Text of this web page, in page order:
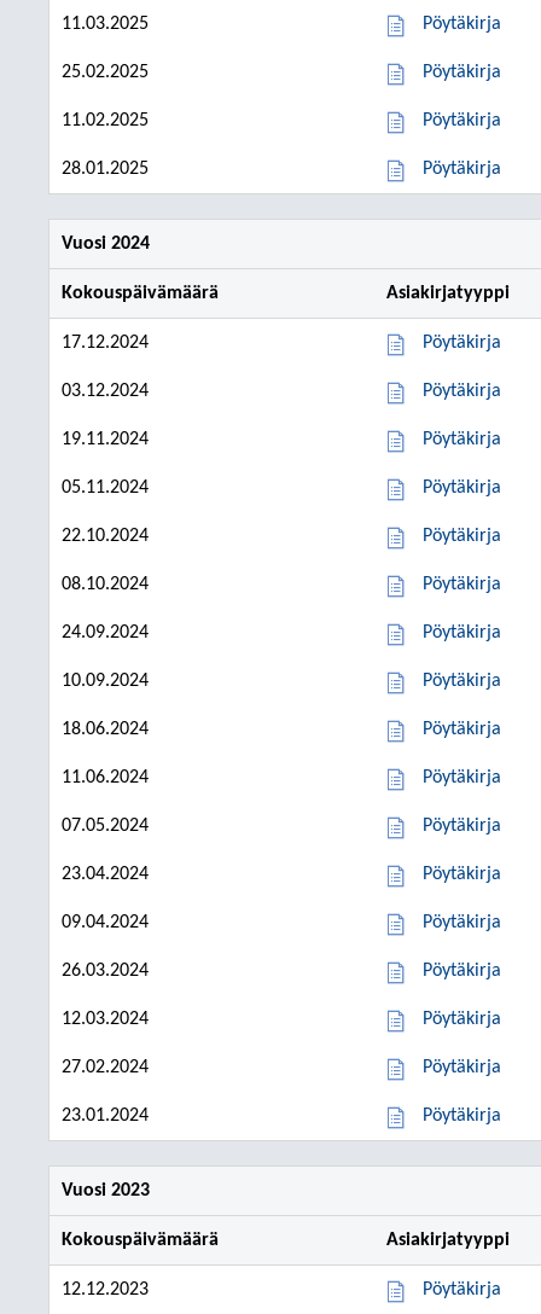
11.03.2025 Pöytäkirja
25.02.2025 Pöytäkirja
11.02.2025 Pöytäkirja
28.01.2025 Pöytäkirja
Vuosi 2024
Kokouspäivämäärä Asiakirjatyyppi
17.12.2024 Pöytäkirja
03.12.2024 Pöytäkirja
19.11.2024 Pöytäkirja
05.11.2024 Pöytäkirja
22.10.2024 Pöytäkirja
08.10.2024 Pöytäkirja
24.09.2024 Pöytäkirja
10.09.2024 Pöytäkirja
18.06.2024 Pöytäkirja
11.06.2024 Pöytäkirja
07.05.2024 Pöytäkirja
23.04.2024 Pöytäkirja
09.04.2024 Pöytäkirja
26.03.2024 Pöytäkirja
12.03.2024 Pöytäkirja
27.02.2024 Pöytäkirja
23.01.2024 Pöytäkirja
Vuosi 2023
Kokouspäivämäärä Asiakirjatyyppi
12.12.2023 Pöytäkirja